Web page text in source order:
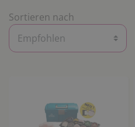
Sortieren nach